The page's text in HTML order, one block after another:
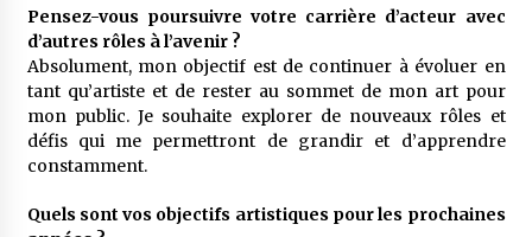
Pensez-vous poursuivre votre carrière d’acteur avec
d’autres rôles à l’avenir ?
Absolument, mon objectif est de continuer à évoluer en
tant qu’artiste et de rester au sommet de mon art pour
mon public. Je souhaite explorer de nouveaux rôles et
défis qui me permettront de grandir et d’apprendre
constamment.
Quels sont vos objectifs artistiques pour les prochaines